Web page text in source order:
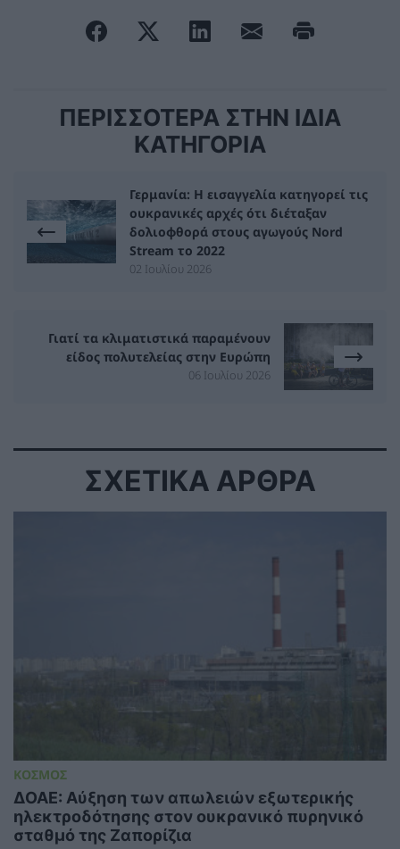
ΠΕΡΙΣΣΟΤΕΡΑ ΣΤΗΝ ΙΔΙΑ
ΚΑΤΗΓΟΡΙΑ
Γερμανία: Η εισαγγελία κατηγορεί τις
ουκρανικές αρχές ότι διέταξαν
δολιοφθορά στους αγωγούς Nord
Stream το 2022
02 Ιουλίου 2026
Γιατί τα κλιματιστικά παραμένουν
είδος πολυτελείας στην Ευρώπη
06 Ιουλίου 2026
ΣΧΕΤΙΚΑ ΑΡΘΡΑ
ΚΟΣΜΟΣ
ΔΟΑΕ: Αύξηση των απωλειών εξωτερικής
ηλεκτροδότησης στον ουκρανικό πυρηνικό
σταθμό της Ζαπορίζια